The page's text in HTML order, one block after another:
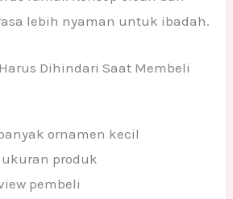
lebih nyaman untuk ibadah.
Dihindari Saat Membeli
ornamen kecil
produk
pembeli